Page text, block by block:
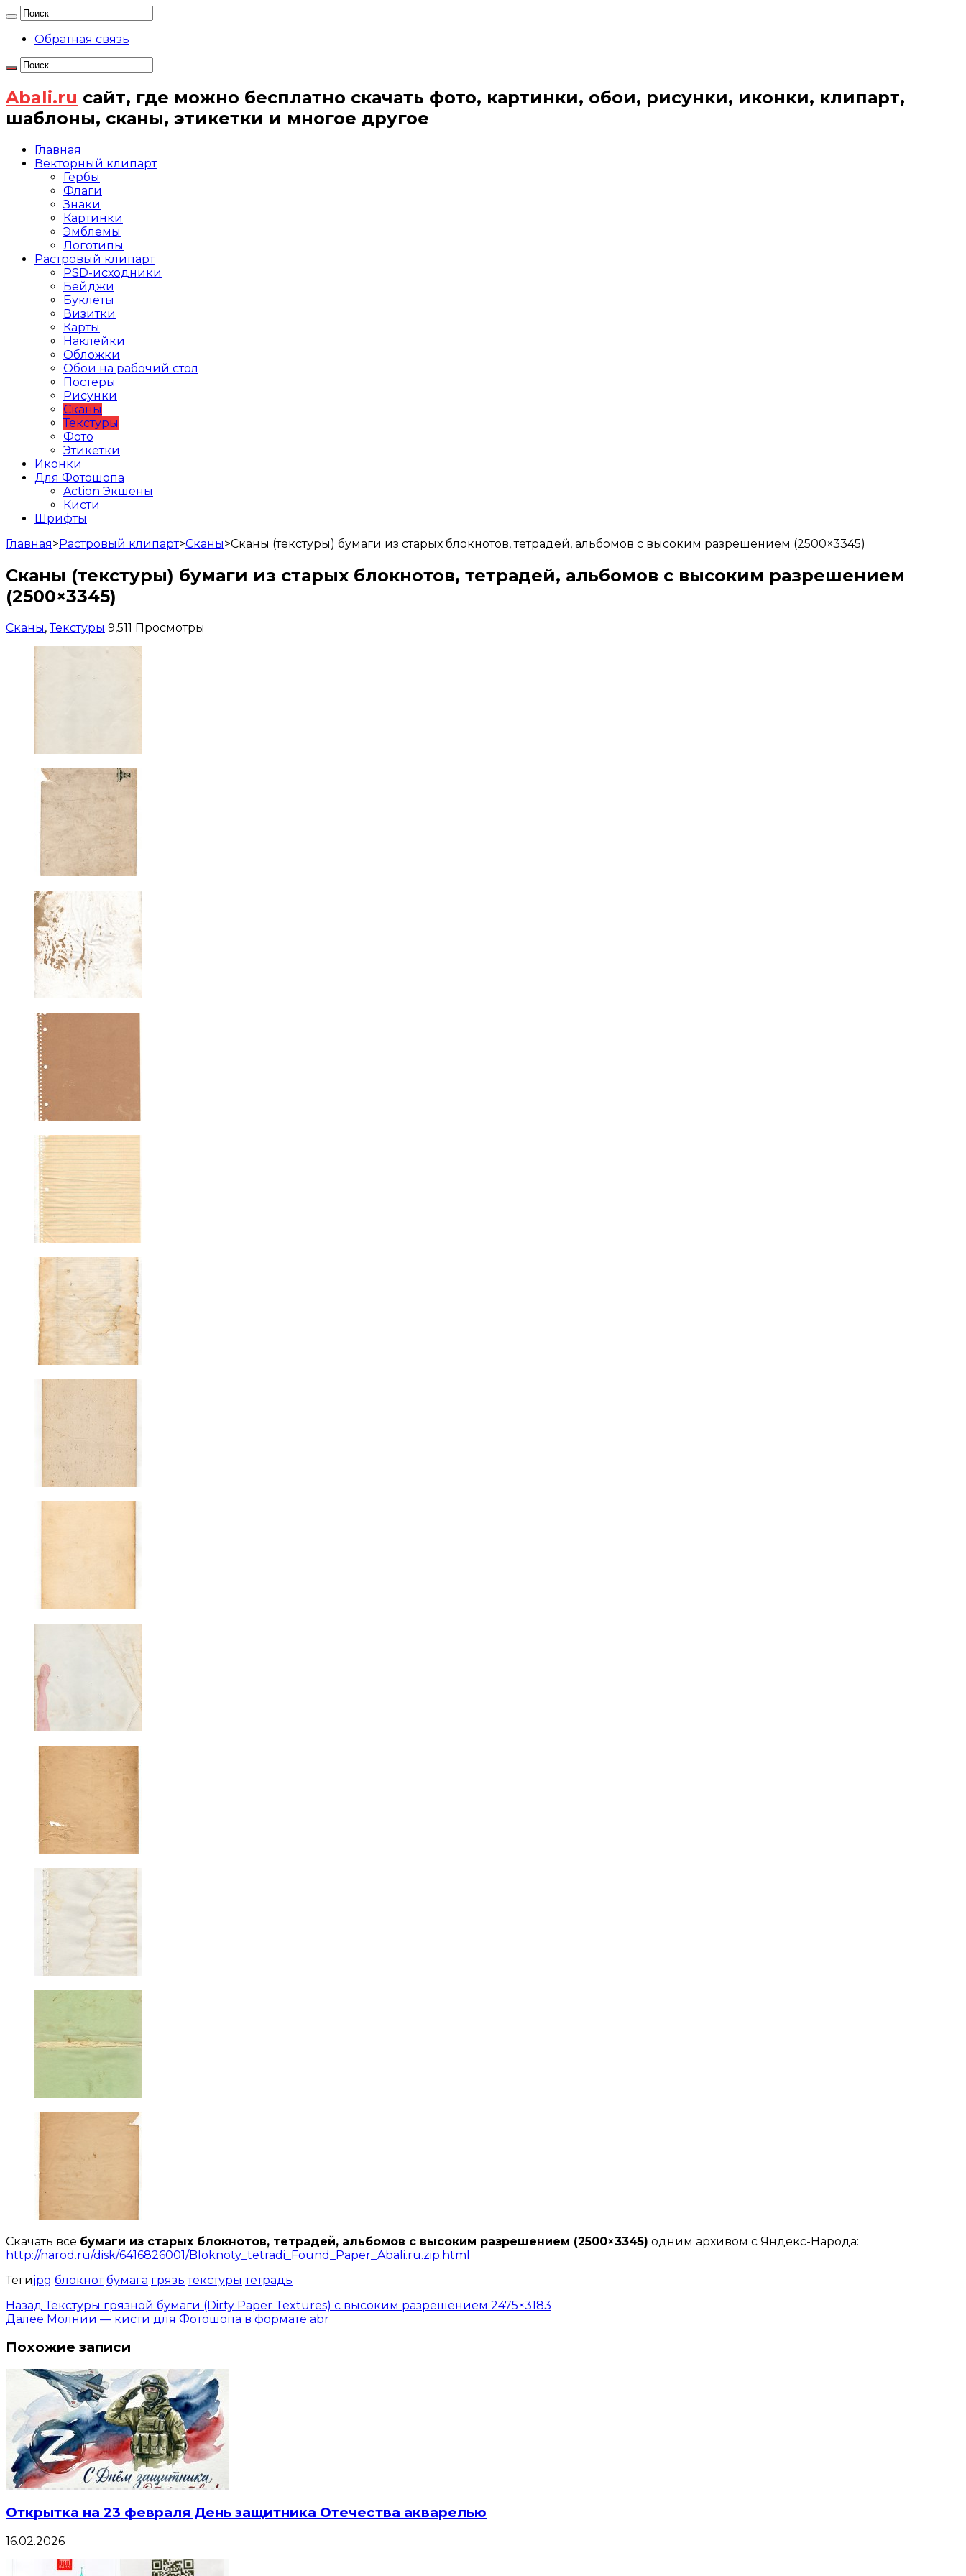
Обратная связь
Abali.ru сайт, где можно бесплатно скачать фото, картинки, обои, рисунки, иконки, клипарт,
шаблоны, сканы, этикетки и многое другое
Главная
Векторный клипарт
Гербы
Флаги
Знаки
Картинки
Эмблемы
Логотипы
Растровый клипарт
PSD-исходники
Бейджи
Буклеты
Визитки
Карты
Наклейки
Обложки
Обои на рабочий стол
Постеры
Рисунки
Сканы
Текстуры
Фото
Этикетки
Иконки
Для Фотошопа
Action Экшены
Кисти
Шрифты
Главная>Растровый клипарт>Сканы>Сканы (текстуры) бумаги из старых блокнотов, тетрадей, альбомов с высоким разрешением (2500×3345)
Сканы (текстуры) бумаги из старых блокнотов, тетрадей, альбомов с высоким разрешением
(2500×3345)
Сканы,Текстуры 9,511 Просмотры
Скачать все бумаги из старых блокнотов, тетрадей, альбомов с высоким разрешением (2500×3345) одним архивом с Яндекс-Народа:
http://narod.ru/disk/6416826001/Bloknoty_tetradi_Found_Paper_Abali.ru.zip.html
Тегиjpg блокнот бумага грязь текстуры тетрадь
Назад Текстуры грязной бумаги (Dirty Paper Textures) с высоким разрешением 2475×3183
Далее Молнии — кисти для Фотошопа в формате abr
Похожие записи
Открытка на 23 февраля День защитника Отечества акварелью
16.02.2026